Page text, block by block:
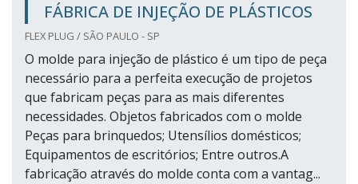
FÁBRICA DE INJEÇÃO DE PLÁSTICOS
FLEX PLUG / SÃO PAULO - SP
O molde para injeção de plástico é um tipo de peça
necessário para a perfeita execução de projetos
que fabricam peças para as mais diferentes
necessidades. Objetos fabricados com o molde
Peças para brinquedos; Utensílios domésticos;
Equipamentos de escritórios; Entre outros.A
fabricação através do molde conta com a vantag...